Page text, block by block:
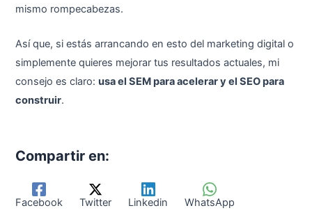
mismo rompecabezas.
Así que, si estás arrancando en esto del marketing digital o
simplemente quieres mejorar tus resultados actuales, mi
consejo es claro:usa el SEM para acelerar y el SEO para
construir.
Compartir en:
Facebook Twitter Linkedin WhatsApp